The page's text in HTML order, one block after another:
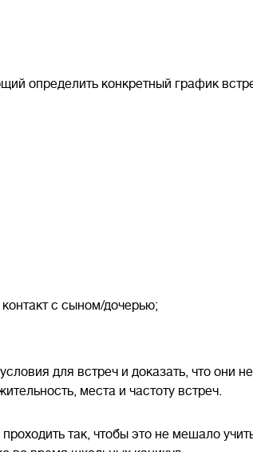
определить конкретный график
с сыном/дочерью;
для встреч и доказать, что они
места и частоту встреч.
так, чтобы это не мешало